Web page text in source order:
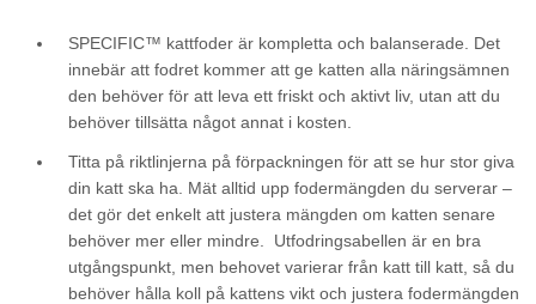
SPECIFIC™ kattfoder är kompletta och balanserade. Det
innebär att fodret kommer att ge katten alla näringsämnen
den behöver för att leva ett friskt och aktivt liv, utan att du
behöver tillsätta något annat i kosten.
Titta på riktlinjerna på förpackningen för att se hur stor giva
din katt ska ha. Mät alltid upp fodermängden du serverar –
det gör det enkelt att justera mängden om katten senare
behöver mer eller mindre. Utfodringsabellen är en bra
utgångspunkt, men behovet varierar från katt till katt, så du
behöver hålla koll på kattens vikt och justera fodermängden